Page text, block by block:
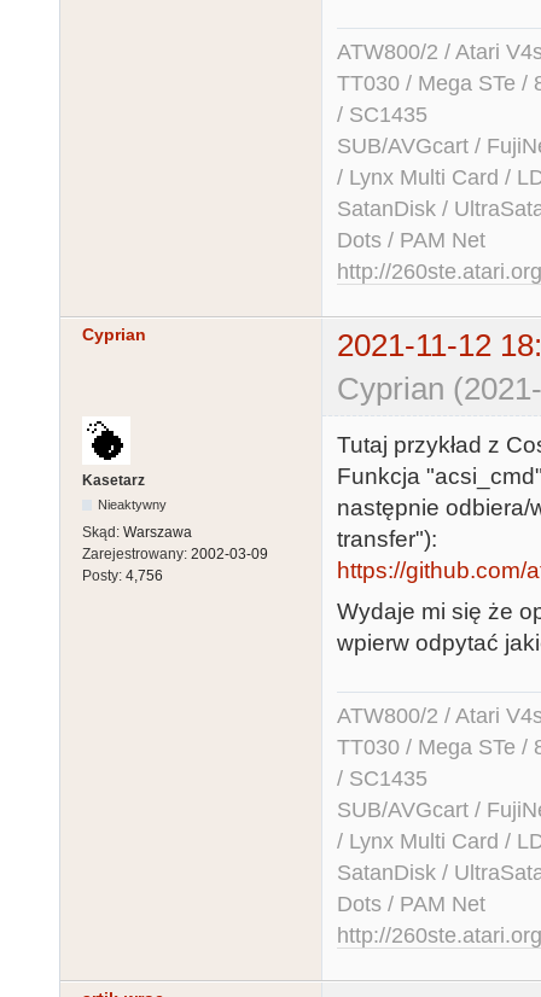
ATW800/2 / Atari
TT030 / Mega STe /
/ SC1435
SUB/AVGcart /
/ Lynx Multi Card /
SatanDisk /
Dots / PAM Net
http://260ste.atari.org
Cyprian
2021-11-12
Cyprian
Kasetarz
Nieaktywny
Skąd: Warszawa
Zarejestrowany: 2002-03-09
Posty: 4,756
Tutaj przykład z
Funkcja
następnie odbiera/
transfer"):
https://github.com/
Wydaje mi się że
wpierw odpytać
ATW800/2 / Atari
TT030 / Mega STe /
/ SC1435
SUB/AVGcart /
/ Lynx Multi Card /
SatanDisk /
Dots / PAM Net
http://260ste.atari.org